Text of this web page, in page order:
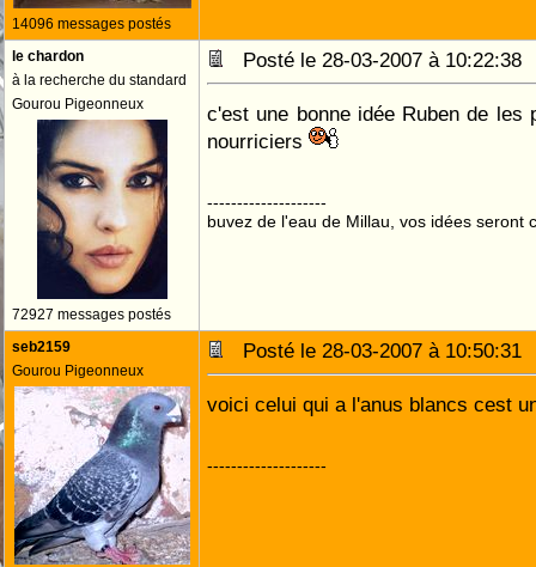
14096 messages postés
le chardon
à la recherche du standard
Gourou Pigeonneux
72927 messages postés
Posté le 28-03-2007 à
c'est une bonne idée Ruben de les
nourriciers
--------------------
buvez de l'eau de Millau, vos idées seront
seb2159
Gourou Pigeonneux
Posté le 28-03-2007 à
voici celui qui a l'anus blancs cest
--------------------